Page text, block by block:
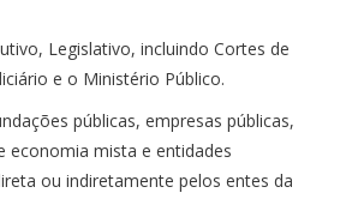
Legislativo, incluindo Cortes de
e o Ministério Público.
públicas, empresas públicas,
economia mista e entidades
ou indiretamente pelos entes da